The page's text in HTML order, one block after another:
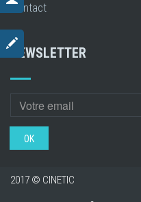
Contact
NEWSLETTER
OK
2017 © CINETIC